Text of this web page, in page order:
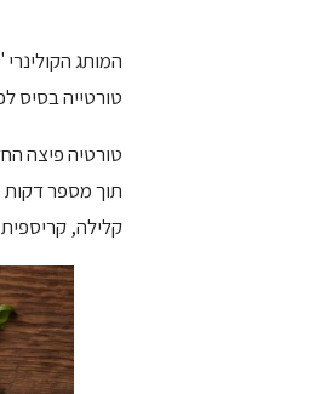
המותג
טורטייה בסיס
טורטיה פיצה
תוך מספר דקות
קלילה,